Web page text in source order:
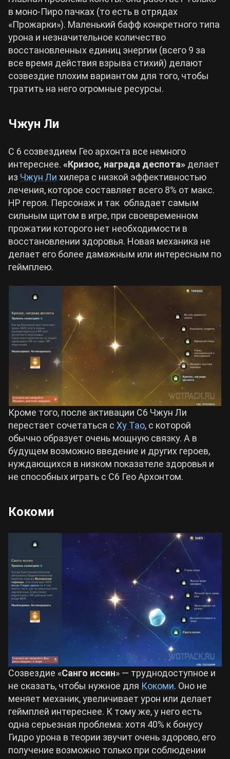
в моно-Пиро пачках (то есть в отрядах
«Прожарки»). Маленький бафф конкретного типа
урона и незначительное количество
восстановленных единиц энергии (всего 9 за
все время действия взрыва стихий) делают
созвездие плохим вариантом для того, чтобы
тратить на него огромные ресурсы.
Чжун Ли
С 6 созвездием Гео архонта все немного
интереснее. «Кризос, награда деспота» делает
из Чжун Ли хилера с низкой эффективностью
лечения, которое составляет всего 8% от макс.
HP героя. Персонаж и так обладает самым
сильным щитом в игре, при своевременном
прожатии которого нет необходимости в
восстановлении здоровья. Новая механика не
делает его более дамажным или интересным по
геймплею.
Кроме того, после активации С6 Чжун Ли
перестает сочетаться с Ху Тао, с которой
обычно образует очень мощную связку. А в
будущем возможно введение и других героев,
нуждающихся в низком показателе здоровья и
не способных играть с С6 Гео Архонтом.
Кокоми
Созвездие «Санго иссин» — труднодоступное и
не сказать, чтобы нужное для Кокоми. Оно не
меняет механик, увеличивает урон или делает
геймплей интереснее. К тому же, у него есть
одна серьезная проблема: хотя 40% к бонусу
Гидро урона в теории звучит очень здорово, его
получение возможно только при соблюдении